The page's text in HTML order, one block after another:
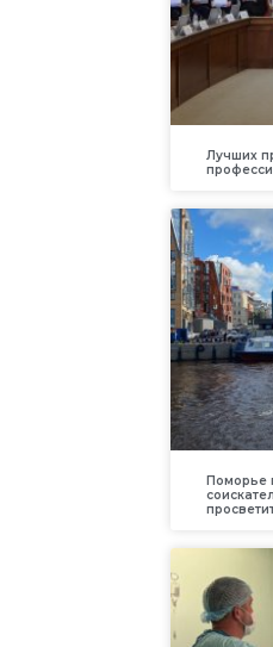
Лучших
Поморье